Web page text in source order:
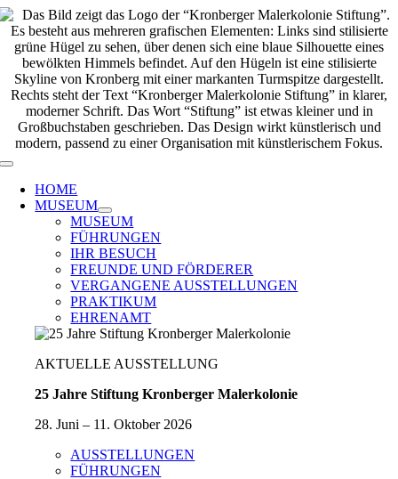
Zum
Inhalt
springen
Toggle
Navigation
HOME
MUSEUM
MUSEUM
FÜHRUNGEN
IHR BESUCH
FREUNDE UND FÖRDERER
VERGANGENE AUSSTELLUNGEN
PRAKTIKUM
EHRENAMT
AKTUELLE AUSSTELLUNG
25 Jahre Stiftung Kronberger Malerkolonie
28. Juni – 11. Oktober 2026
AUSSTELLUNGEN
FÜHRUNGEN